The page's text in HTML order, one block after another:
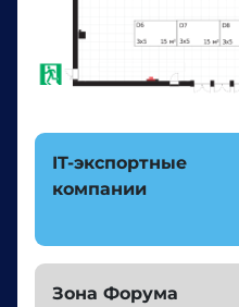
IT-экспортные
компании
Зона Форума